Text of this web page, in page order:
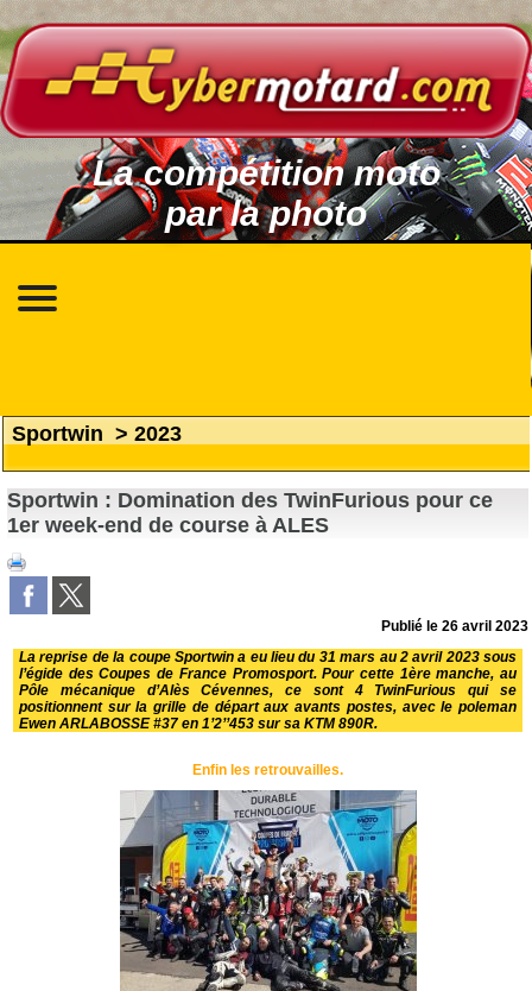
La compétition moto
par la photo
Sportwin > 2023
Sportwin : Domination des TwinFurious pour ce
1er week-end de course à ALES
Publié le26 avril 2023
La reprise de la coupe Sportwin a eu lieu du 31 mars au 2 avril 2023 sous
l’égide desCoupes de France Promosport. Pour cette 1ère manche, au
Pôle mécanique d’Alès Cévennes, ce sont 4 TwinFurious qui se
positionnent sur la grille de départ aux avants postes, avec le poleman
Ewen ARLABOSSE #37 en 1’2’’453 sur sa KTM 890R.
Enfin les retrouvailles.